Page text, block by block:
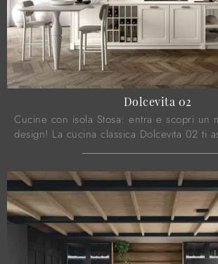
Dolcevita 02
Cucine con isola Stosa: entra e scopri un
design! La cucina classica Dolcevita 02 ti